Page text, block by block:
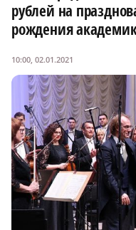
рублей на
рождения
10:00, 02.01.2021